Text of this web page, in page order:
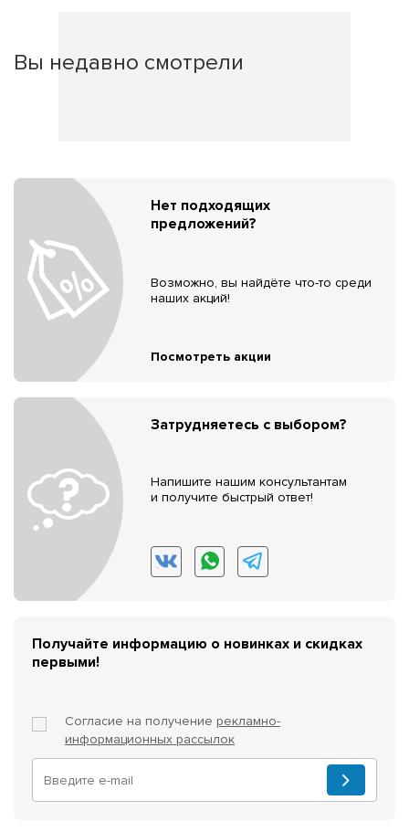
Вы недавно смотрели
Нет подходящих
предложений?
Возможно, вы найдёте что-то среди
наших акций!
Посмотреть акции
Затрудняетесь с выбором?
Напишите нашим консультантам
и получите быстрый ответ!
Получайте информацию о новинках и скидках
первыми!
Согласие на получение рекламно-
информационных рассылок